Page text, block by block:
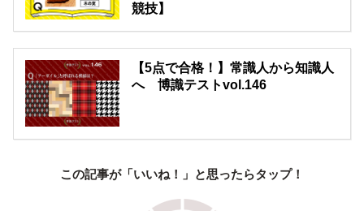
競技】
【5点で合格！】常識人から知識人
へ 博識テストvol.146
この記事が「いいね！」と思ったらタップ！